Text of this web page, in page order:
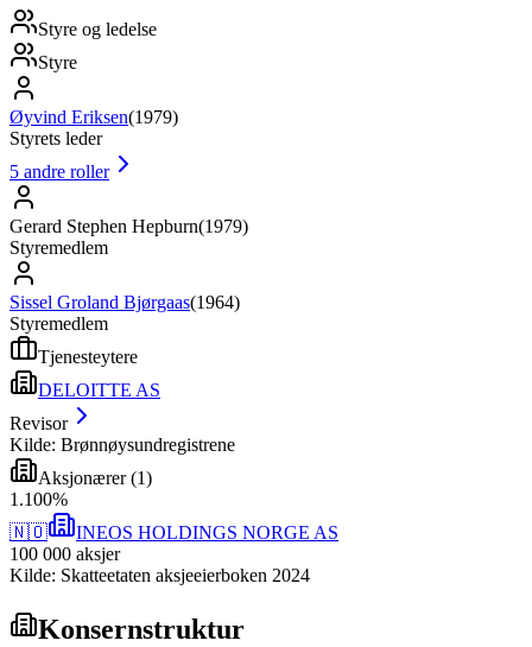
Styre og ledelse
Styre
Øyvind Eriksen(1979)
Styrets leder
5 andre roller
Gerard Stephen Hepburn(1979)
Styremedlem
Sissel Groland Bjørgaas(1964)
Styremedlem
Tjenesteytere
DELOITTE AS
Revisor
Kilde: Brønnøysundregistrene
Aksjonærer(1)
1 .100%
🇳🇴
INEOS HOLDINGS NORGE AS
100 000 aksjer
Kilde: Skatteetaten aksjeeierboken 2024
Konsernstruktur